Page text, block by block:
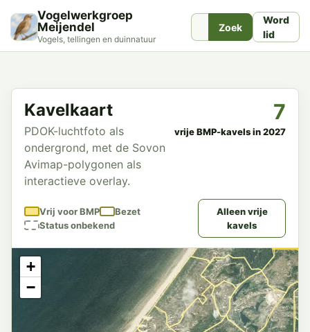
Vogelwerkgroep
Meijendel
Vogels, tellingen en duinnatuur
Zoek
Word
lid
Kavelkaart
PDOK-luchtfoto als
ondergrond, met de Sovon
Avimap-polygonen als
interactieve overlay.
7
vrije BMP-kavels in 2027
Vrij voor BMP
Bezet
Status onbekend
Alleen vrije
kavels
+
−